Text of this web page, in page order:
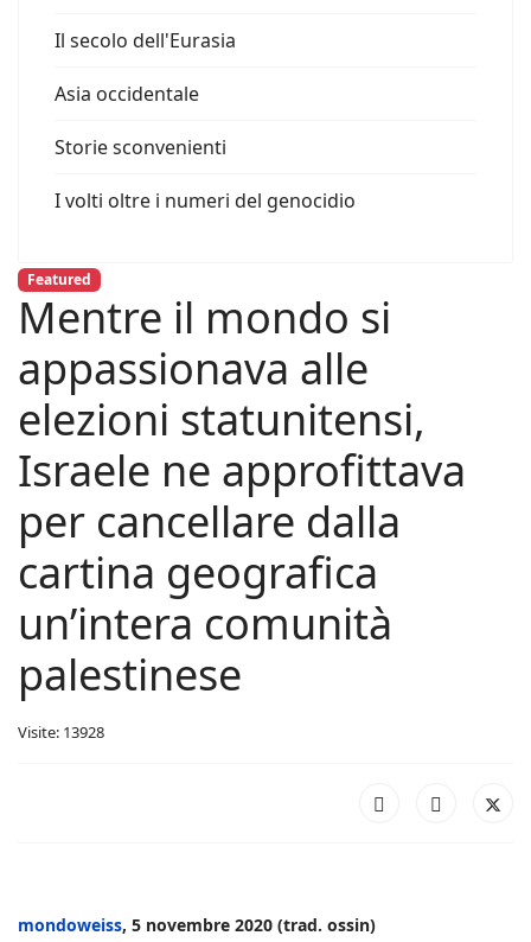
Il secolo dell'Eurasia
Asia occidentale
Storie sconvenienti
I volti oltre i numeri del genocidio
Featured
Mentre il mondo si
appassionava alle
elezioni statunitensi,
Israele ne approfittava
per cancellare dalla
cartina geografica
un’intera comunità
palestinese
Visite: 13928
mondoweiss, 5 novembre 2020 (trad. ossin)